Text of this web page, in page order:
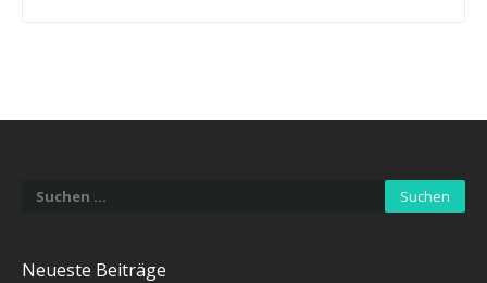
Suchen
nach:
Neueste Beiträge